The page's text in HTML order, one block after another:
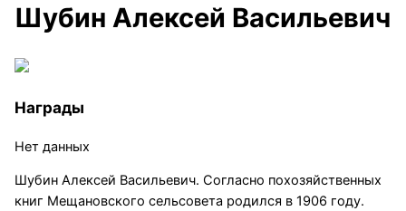
Шубин Алексей Васильевич
Награды
Нет данных
Шубин Алексей Васильевич. Согласно похозяйственных
книг Мещановского сельсовета родился в 1906 году.